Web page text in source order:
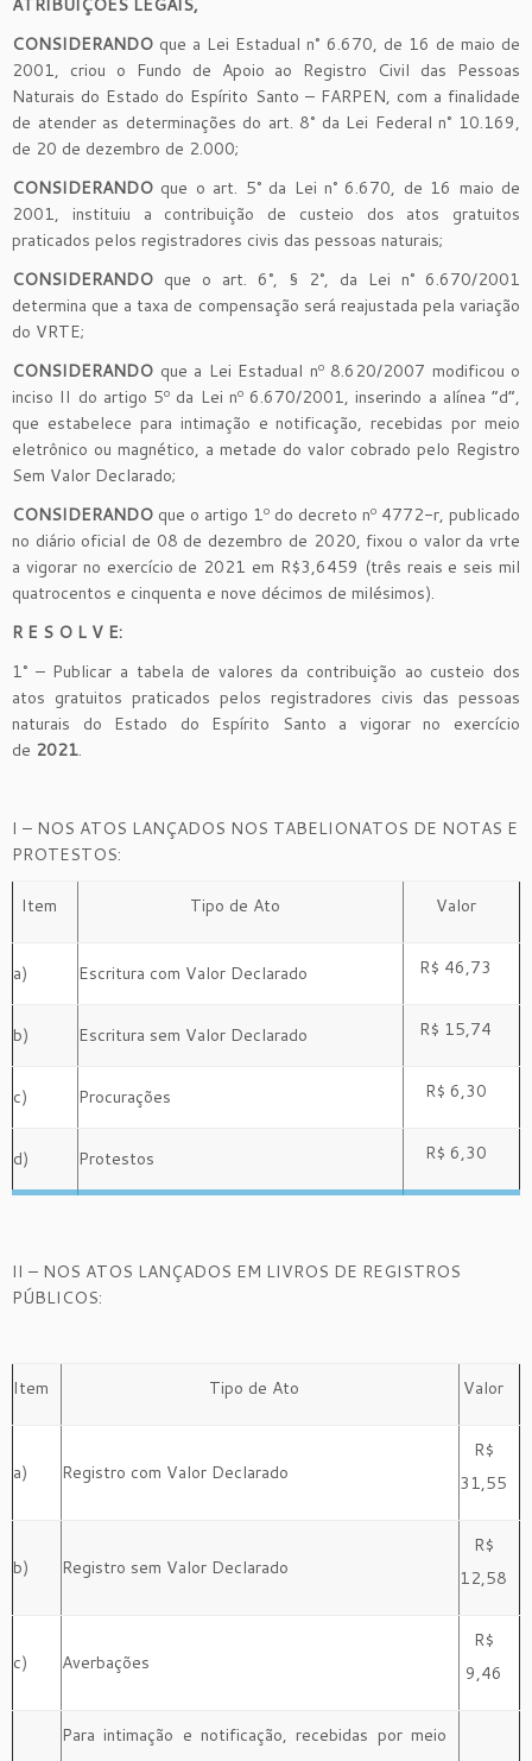
CONSIDERANDO que a Lei Estadual n° 6.670, de 16 de maio de
2001, criou o Fundo de Apoio ao Registro Civil das Pessoas
Naturais do Estado do Espírito Santo – FARPEN, com a finalidade
de atender as determinações do art. 8° da Lei Federal n° 10.169,
de 20 de dezembro de 2.000;
CONSIDERANDO que o art. 5° da Lei n° 6.670, de 16 maio de
2001, instituiu a contribuição de custeio dos atos gratuitos
praticados pelos registradores civis das pessoas naturais;
CONSIDERANDO que o art. 6°, § 2°, da Lei n° 6.670/2001
determina que a taxa de compensação será reajustada pela variação
do VRTE;
CONSIDERANDO que a Lei Estadual nº 8.620/2007 modificou o
inciso II do artigo 5º da Lei nº 6.670/2001, inserindo a alínea “d”,
que estabelece para intimação e notificação, recebidas por meio
eletrônico ou magnético, a metade do valor cobrado pelo Registro
Sem Valor Declarado;
CONSIDERANDO que o artigo 1º do decreto nº 4772-r, publicado
no diário oficial de 08 de dezembro de 2020, fixou o valor da vrte
a vigorar no exercício de 2021 em R$3,6459 (três reais e seis mil
quatrocentos e cinquenta e nove décimos de milésimos).
R E S O L V E:
1° – Publicar a tabela de valores da contribuição ao custeio dos
atos gratuitos praticados pelos registradores civis das pessoas
naturais do Estado do Espírito Santo a vigorar no exercício
de 2021.
I – NOS ATOS LANÇADOS NOS TABELIONATOS DE NOTAS E
PROTESTOS:
Item Tipo de Ato Valor
a) Escritura com Valor Declarado R$ 46,73
b) Escritura sem Valor Declarado R$ 15,74
c) Procurações R$ 6,30
d) Protestos R$ 6,30
II – NOS ATOS LANÇADOS EM LIVROS DE REGISTROS
PÚBLICOS:
Item Tipo de Ato Valor
a) Registro com Valor Declarado
R$
31,55
b) Registro sem Valor Declarado
R$
12,58
c) Averbações
R$
9,46
Para intimação e notificação, recebidas por meio